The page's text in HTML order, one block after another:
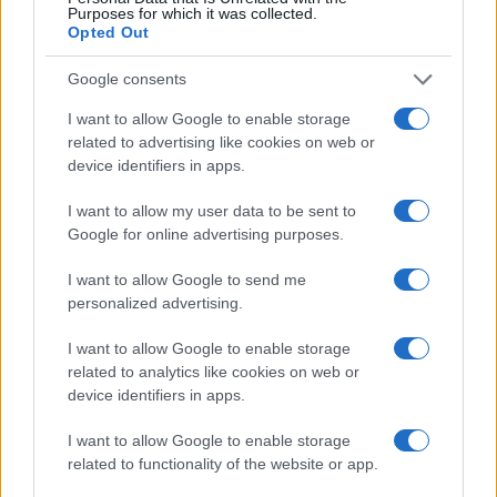
Purposes for which it was collected.
Opted Out
Google consents
I want to allow Google to enable storage
related to advertising like cookies on web or
device identifiers in apps.
I want to allow my user data to be sent to
Google for online advertising purposes.
I want to allow Google to send me
personalized advertising.
I want to allow Google to enable storage
related to analytics like cookies on web or
device identifiers in apps.
I want to allow Google to enable storage
related to functionality of the website or app.
Svizzera ci sono altre banche sistemiche, quali
PostFinance Raiffeisen e la Banca Cantonale di
Zurigo, male uniche due banche a rilevanza
sistemica, attive a livello internazionale,erano
UBS e Credit Suisse. Tutto l’universo delle banche
private quali Julius Baer, Pictet o Lombard Odier &
Co, sono concentrate esclusivamente sulle
gestioni patrimoniali. Ora UBS starebbe
valutando, secondo indiscrezioni del portale
Paradeplatz, l’entrata in borsa delle attività svizzere
garantire maggiore concorrenza, ma nulla è stato
ufficialmente confermato.